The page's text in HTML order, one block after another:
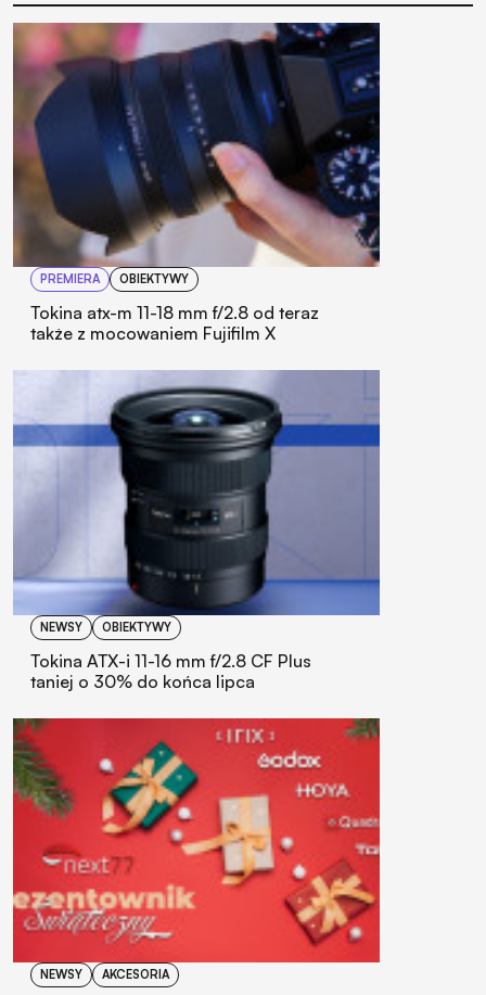
PREMIERA OBIEKTYWY
Tokina atx-m 11-18 mm f/2.8 od teraz
także z mocowaniem Fujifilm X
NEWSY OBIEKTYWY
Tokina ATX-i 11-16 mm f/2.8 CF Plus
taniej o 30% do końca lipca
NEWSY AKCESORIA